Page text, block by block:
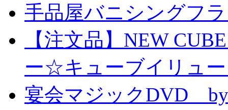
手品屋バニシングフ
【注文品】NEW
ー☆キューブイリュ
宴会マジックDVD